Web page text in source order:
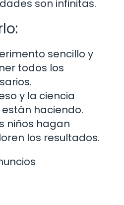
son infinitas.
sencillo y
todos los
y la ciencia
haciendo.
niños hagan
los resultados.